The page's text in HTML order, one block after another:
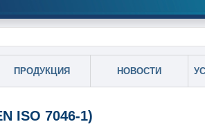
ПРОДУКЦИЯ НОВОСТИ
ISO 7046-1)